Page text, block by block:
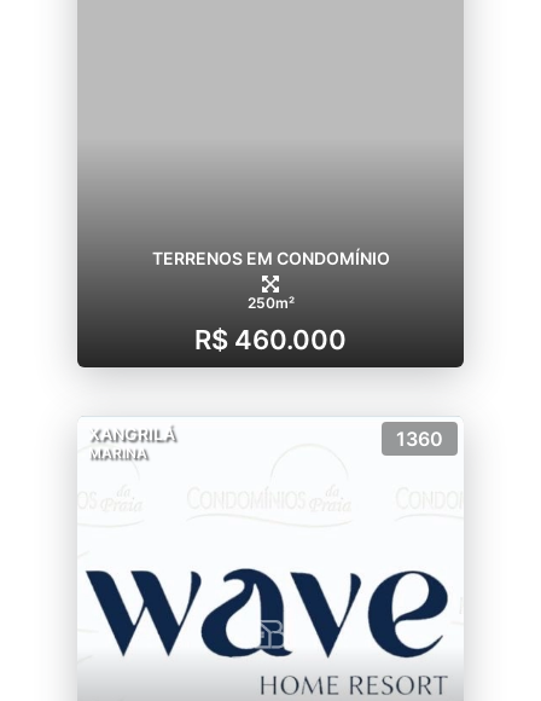
TERRENOS EM CONDOMÍNIO
250m²
R$ 460.000
XANGRILÁ
MARINA
1360